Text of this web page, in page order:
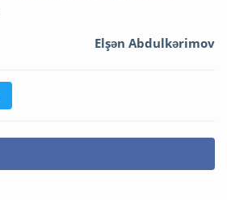
Elşən Abdulkərimov